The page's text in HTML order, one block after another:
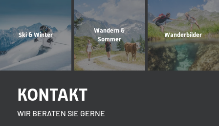
Ski & Winter
Wandern &
Sommer
Wanderbilder
KONTAKT
WIR BERATEN SIE GERNE